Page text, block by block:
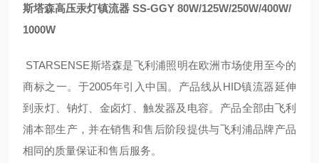
斯塔森高压汞灯镇流器 SS-GGY 80W/125W/250W/400W/
1000W
STARSENSE斯塔森是飞利浦照明在欧洲市场使用至今的
商标之一。于2005年引入中国。产品线从 HID镇流器延伸
到汞灯、钠灯、金卤灯、触发器及电容。产品全部由飞利
浦本部生产，并在销售和售后阶段提供与飞利浦品牌产品
相同的质量保证和售后服务。